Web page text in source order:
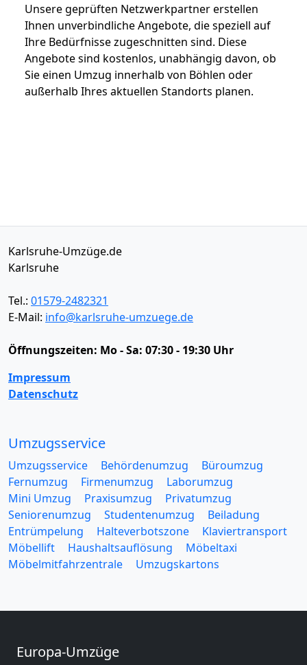
Unsere geprüften Netzwerkpartner erstellen
Ihnen unverbindliche Angebote, die speziell auf
Ihre Bedürfnisse zugeschnitten sind. Diese
Angebote sind kostenlos, unabhängig davon, ob
Sie einen Umzug innerhalb von Böhlen oder
außerhalb Ihres aktuellen Standorts planen.
Karlsruhe-Umzüge.de
Karlsruhe
Tel.: 01579-2482321
E-Mail: info@karlsruhe-umzuege.de
Öffnungszeiten: Mo - Sa: 07:30 - 19:30 Uhr
Impressum
Datenschutz
Umzugsservice
Umzugsservice Behördenumzug
Büroumzug
Fernumzug
Firmenumzug
Laborumzug
Mini Umzug
Praxisumzug
Privatumzug
Seniorenumzug
Studentenumzug
Beiladung
Entrümpelung
Halteverbotszone
Klaviertransport
Möbellift
Haushaltsauflösung
Möbeltaxi
Möbelmitfahrzentrale
Umzugskartons
Europa-Umzüge